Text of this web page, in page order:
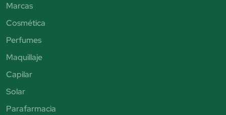
Marcas
Cosmética
Perfumes
Maquillaje
Capilar
Solar
Parafarmacia